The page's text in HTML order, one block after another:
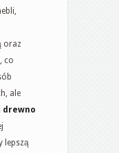
oraz
co
ale
drewno
lepszą